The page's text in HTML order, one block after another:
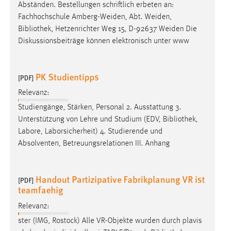
Abständen. Bestellungen schriftlich erbeten an:
Fachhochschule Amberg-Weiden, Abt. Weiden,
Bibliothek, Hetzenrichter Weg 15, D-92637 Weiden Die
Diskussionsbeiträge können elektronisch unter www
[PDF] PK Studientipps
Relevanz:
Studiengänge, Stärken, Personal 2. Ausstattung 3.
Unterstützung von Lehre und Studium (EDV, Bibliothek,
Labore, Laborsicherheit) 4. Studierende und
Absolventen, Betreuungsrelationen III. Anhang
[PDF] Handout Partizipative Fabrikplanung VR ist
teamfaehig
Relevanz:
ster (IMG, Rostock) Alle VR-Objekte wurden durch plavis